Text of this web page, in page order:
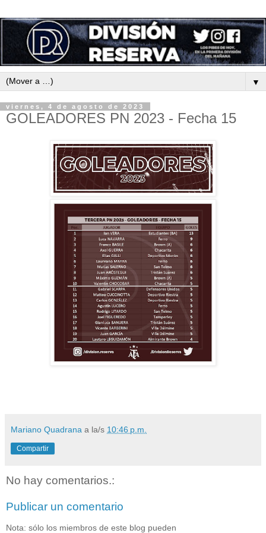
▼
viernes, 4 de agosto de 2023
GOLEADORES PN 2023 - Fecha 15
Mariano Quadrana a la/s 10:46 p.m.
Compartir
No hay comentarios.:
Publicar un comentario
Nota: sólo los miembros de este blog pueden